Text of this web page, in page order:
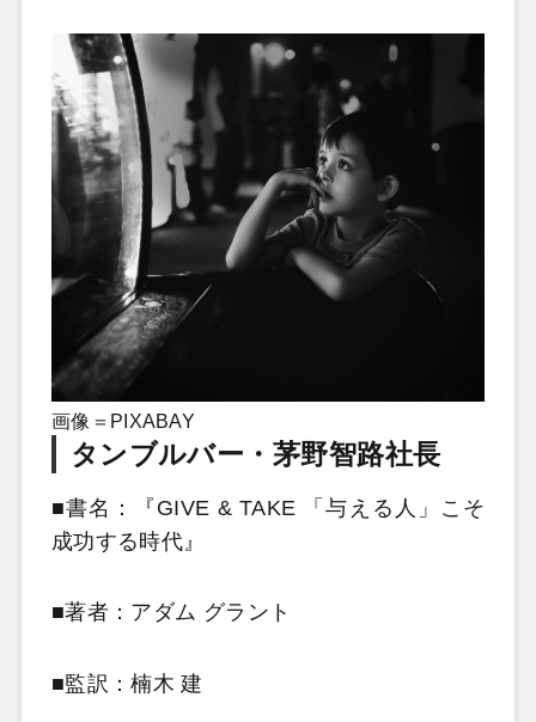
画像＝PIXABAY
タンブルバー・茅野智路社長
■書名：『GIVE & TAKE 「与える人」こそ
成功する時代』
■著者：アダム グラント
■監訳：楠木 建